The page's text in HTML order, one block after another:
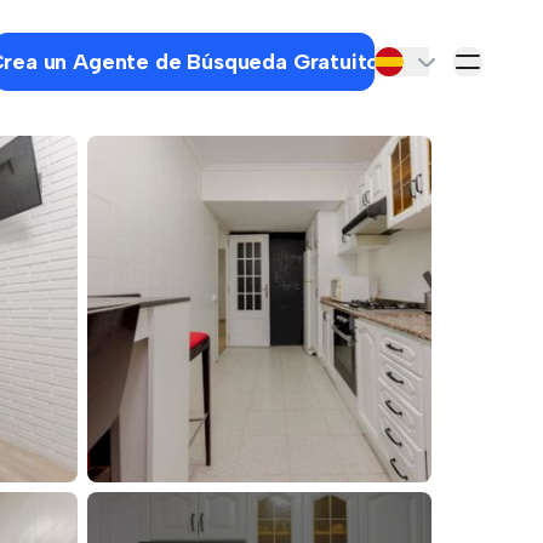
un Agente de Búsqueda Gratuito